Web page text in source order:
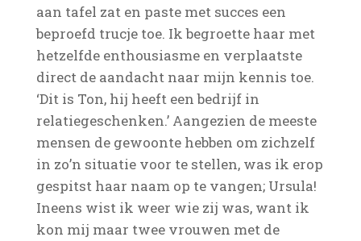
aan tafel zat en paste met succes een
beproefd trucje toe. Ik begroette haar met
hetzelfde enthousiasme en verplaatste
direct de aandacht naar mijn kennis toe.
‘Dit is Ton, hij heeft een bedrijf in
relatiegeschenken.’ Aangezien de meeste
mensen de gewoonte hebben om zichzelf
in zo’n situatie voor te stellen, was ik erop
gespitst haar naam op te vangen; Ursula!
Ineens wist ik weer wie zij was, want ik
kon mij maar twee vrouwen met de